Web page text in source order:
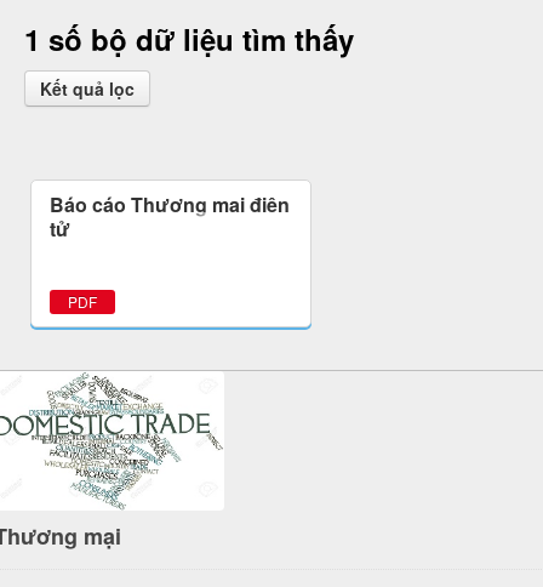
1 số bộ dữ liệu tìm thấy
Kết quả lọc
Báo cáo Thương mại điện
tử
PDF
mại